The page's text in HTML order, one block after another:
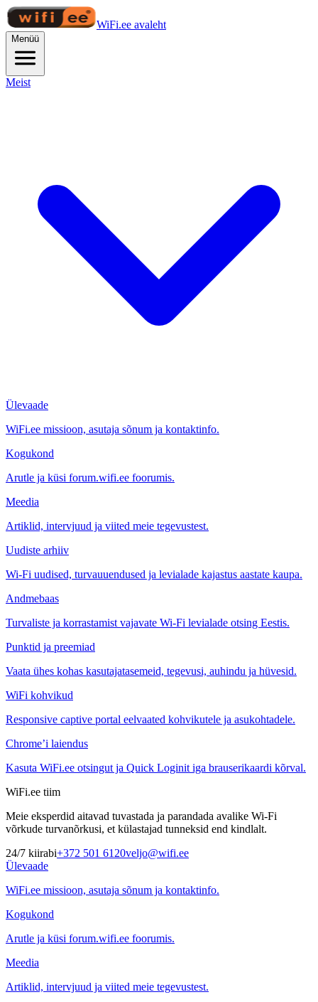
WiFi.ee avaleht
Menüü
Meist
Ülevaade
WiFi.ee missioon, asutaja sõnum ja kontaktinfo.
Kogukond
Arutle ja küsi forum.wifi.ee foorumis.
Meedia
Artiklid, intervjuud ja viited meie tegevustest.
Uudiste arhiiv
Wi-Fi uudised, turvauuendused ja levialade kajastus aastate kaupa.
Andmebaas
Turvaliste ja korrastamist vajavate Wi-Fi levialade otsing Eestis.
Punktid ja preemiad
Vaata ühes kohas kasutajatasemeid, tegevusi, auhindu ja hüvesid.
WiFi kohvikud
Responsive captive portal eelvaated kohvikutele ja asukohtadele.
Chrome’i laiendus
Kasuta WiFi.ee otsingut ja Quick Loginit iga brauserikaardi kõrval.
WiFi.ee tiim
Meie eksperdid aitavad tuvastada ja parandada avalike Wi-Fi
võrkude turvanõrkusi, et külastajad tunneksid end kindlalt.
24/7 kiirabi+372 501 6120veljo@wifi.ee
Ülevaade
WiFi.ee missioon, asutaja sõnum ja kontaktinfo.
Kogukond
Arutle ja küsi forum.wifi.ee foorumis.
Meedia
Artiklid, intervjuud ja viited meie tegevustest.